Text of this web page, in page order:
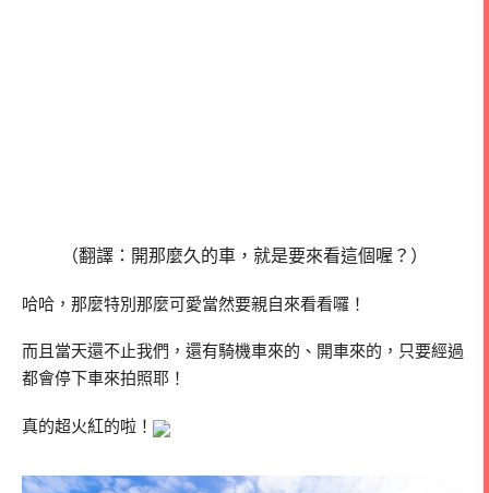
（翻譯：開那麼久的車，就是要來看這個喔？）
哈哈，那麼特別那麼可愛當然要親自來看看囉！
而且當天還不止我們，還有騎機車來的、開車來的，只要經過
都會停下車來拍照耶！
真的超火紅的啦！